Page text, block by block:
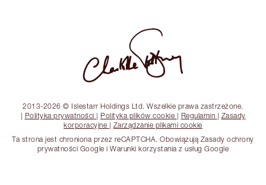
2013-2026 © Islestarr Holdings Ltd. Wszelkie prawa zastrzeżone.
| Polityka prywatności | Polityka plików cookie | Regulamin | Zasady
korporacyjne | Zarządzanie plikami cookie
Ta strona jest chroniona przez reCAPTCHA. Obowiązują Zasady ochrony
prywatności Google i Warunki korzystania z usług Google